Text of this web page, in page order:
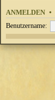
ANMELDEN •
Benutzername: